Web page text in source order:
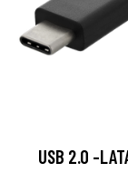
USB 2.0 -